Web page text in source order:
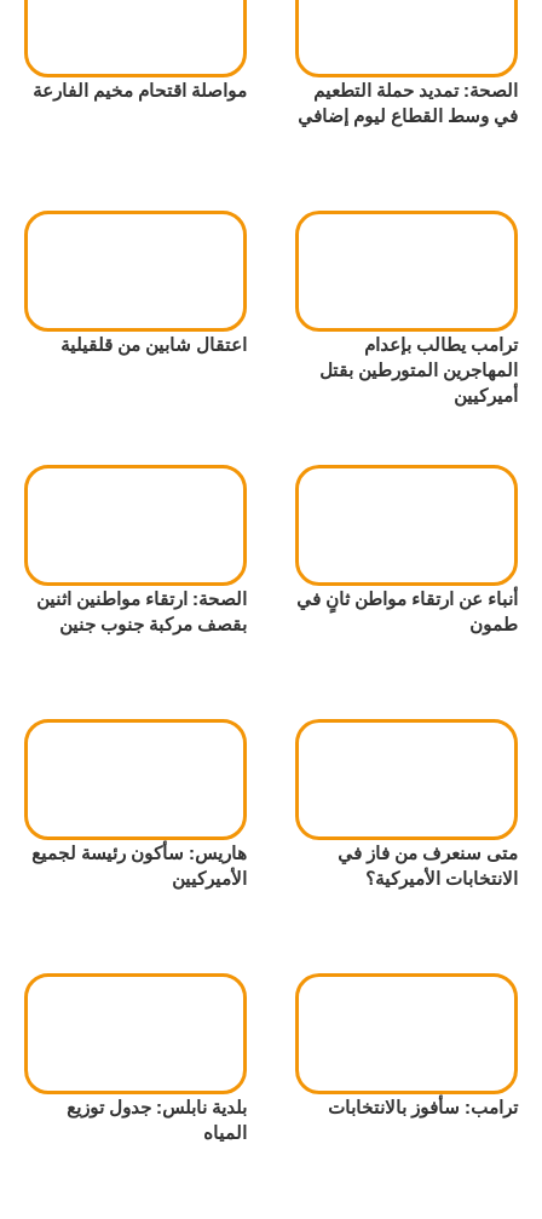
الصحة: تمديد حملة التطعيم
في وسط القطاع ليوم إضافي
مواصلة اقتحام مخيم الفارعة
ترامب يطالب بإعدام
المهاجرين المتورطين بقتل
أميركيين
اعتقال شابين من قلقيلية
أنباء عن ارتقاء مواطن ثانٍ في
طمون
الصحة: ارتقاء مواطنين اثنين
بقصف مركبة جنوب جنين
متى سنعرف من فاز في
الانتخابات الأميركية؟
هاريس: سأكون رئيسة لجميع
الأميركيين
ترامب: سأفوز بالانتخابات
بلدية نابلس: جدول توزيع
المياه